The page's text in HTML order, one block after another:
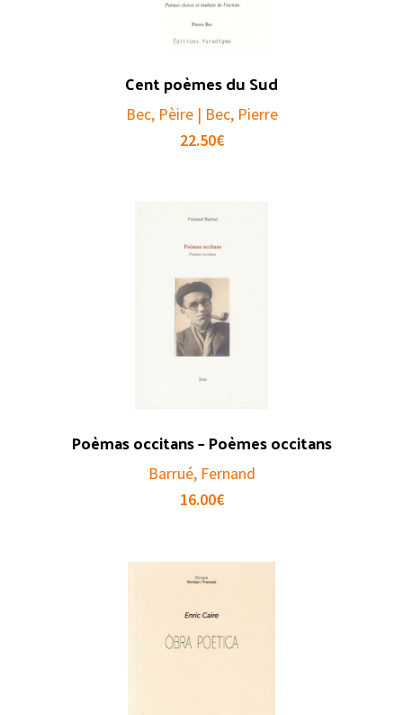
Cent poèmes du Sud
Bec, Pèire | Bec, Pierre
22.50€
Poèmas occitans – Poèmes occitans
Barrué, Fernand
16.00€